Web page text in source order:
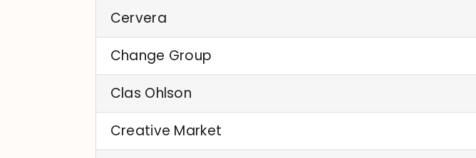
Cervera
Change Group
Clas Ohlson
Creative Market